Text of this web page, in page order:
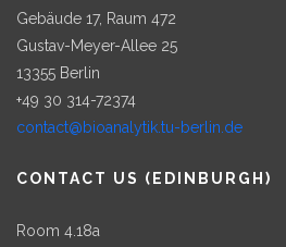
Gebäude 17, Raum 472
Gustav-Meyer-Allee 25
13355 Berlin
+49 30 314-72374
contact@bioanalytik.tu-berlin.de
CONTACT US (EDINBURGH)
Room 4.18a